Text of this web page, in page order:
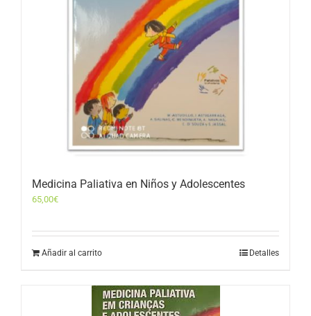
Medicina Paliativa en Niños y Adolescentes
65,00€
Añadir al carrito Detalles